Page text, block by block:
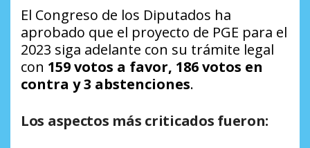
El Congreso de los Diputados ha
aprobado que el proyecto de PGE para el
2023 siga adelante con su trámite legal
con 159 votos a favor, 186 votos en
contra y3 abstenciones.
Los aspectos más criticados fueron: